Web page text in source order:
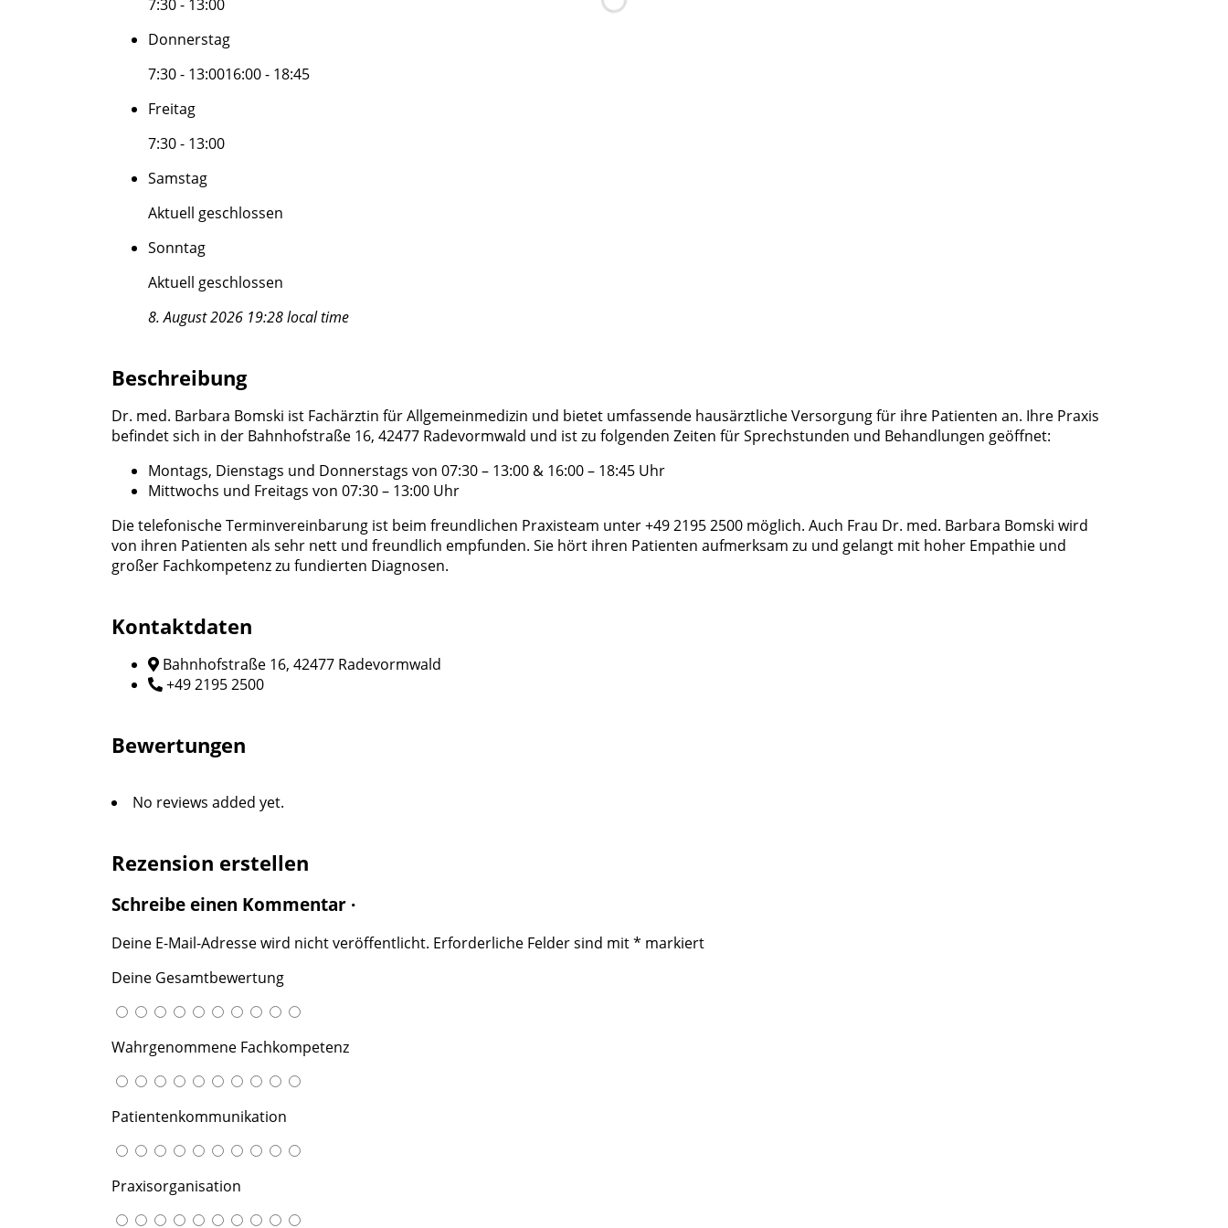
7:30 - 13:00
Donnerstag
7:30 - 13:0016:00 - 18:45
Freitag
7:30 - 13:00
Samstag
Aktuell geschlossen
Sonntag
Aktuell geschlossen
8. August 2026 19:28 local time
Beschreibung
Dr. med. Barbara Bomski ist Fachärztin für Allgemeinmedizin und bietet umfassende hausärztliche Versorgung für ihre Patienten an. Ihre Praxis
befindet sich in der Bahnhofstraße 16, 42477 Radevormwald und ist zu folgenden Zeiten für Sprechstunden und Behandlungen geöffnet:
Montags, Dienstags und Donnerstags von 07:30 – 13:00 & 16:00 – 18:45 Uhr
Mittwochs und Freitags von 07:30 – 13:00 Uhr
Die telefonische Terminvereinbarung ist beim freundlichen Praxisteam unter +49 2195 2500 möglich. Auch Frau Dr. med. Barbara Bomski wird
von ihren Patienten als sehr nett und freundlich empfunden. Sie hört ihren Patienten aufmerksam zu und gelangt mit hoher Empathie und
großer Fachkompetenz zu fundierten Diagnosen.
Kontaktdaten
Bahnhofstraße 16, 42477 Radevormwald
+49 2195 2500
Bewertungen
No reviews added yet.
Rezension erstellen
Schreibe einen Kommentar ·
Deine E-Mail-Adresse wird nicht veröffentlicht. Erforderliche Felder sind mit* markiert
Deine Gesamtbewertung
Wahrgenommene Fachkompetenz
Patientenkommunikation
Praxisorganisation